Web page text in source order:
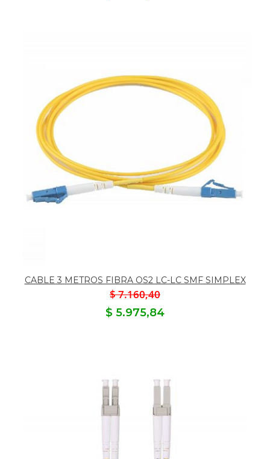
CABLE 3 METROS FIBRA OS2 LC-LC SMF SIMPLEX
$ 7.160,40
$ 5.975,84